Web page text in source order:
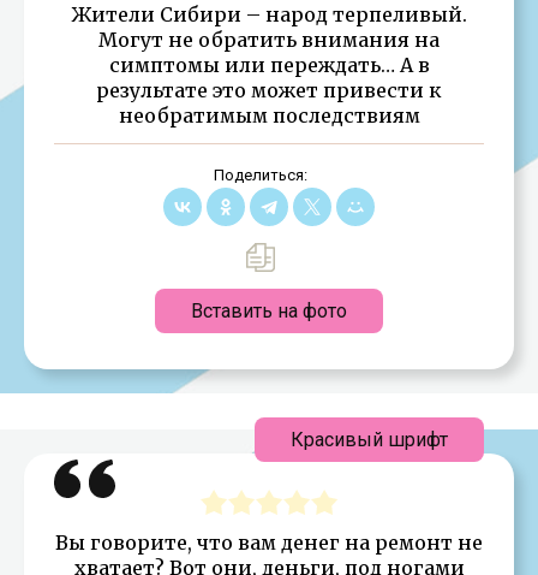
Жители Сибири – народ терпеливый.
Могут не обратить внимания на
симптомы или переждать… А в
результате это может привести к
необратимым последствиям
Поделиться:
Вставить на фото
Вы говорите, что вам денег на ремонт не
хватает? Вот они, деньги, под ногами
Красивый шрифт